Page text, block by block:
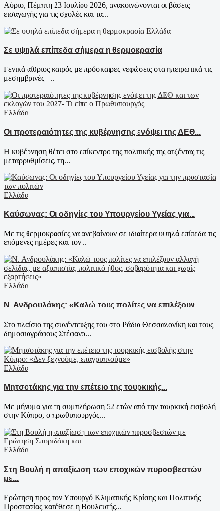
Αύριο, Πέμπτη 23 Ιουλίου 2026, ανακοινώνονται οι βάσεις
εισαγωγής για τις σχολές και τα...
Ελλάδα
Σε υψηλά επίπεδα σήμερα η θερμοκρασία
Γενικά αίθριος καιρός με πρόσκαιρες νεφώσεις στα ηπειρωτικά τις
μεσημβρινές –...
Ελλάδα
Οι προτεραιότητες της κυβέρνησης ενόψει της ΔΕΘ...
Η κυβέρνηση θέτει στο επίκεντρο της πολιτικής της ατζέντας τις
μεταρρυθμίσεις, τη...
Ελλάδα
Καύσωνας: Οι οδηγίες του Υπουργείου Υγείας για...
Με τις θερμοκρασίες να ανεβαίνουν σε ιδιαίτερα υψηλά επίπεδα τις
επόμενες ημέρες και τον...
Ελλάδα
Ν. Ανδρουλάκης: «Καλώ τους πολίτες να επιλέξουν...
Στο πλαίσιο της συνέντευξης του στο Ράδιο Θεσσαλονίκη και τους
δημοσιογράφους Στέφανο...
Ελλάδα
Μητσοτάκης για την επέτειο της τουρκικής...
Με μήνυμα για τη συμπλήρωση 52 ετών από την τουρκική εισβολή
στην Κύπρο, ο πρωθυπουργός...
Ελλάδα
Στη Βουλή η απαξίωση των εποχικών πυροσβεστών
με...
Ερώτηση προς τον Υπουργό Κλιματικής Κρίσης και Πολιτικής
Προστασίας κατέθεσε η Βουλευτής...